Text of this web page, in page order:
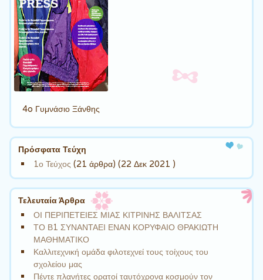
4o Γυμνάσιο Ξάνθης
Πρόσφατα Τεύχη
1ο Τεύχος (21 άρθρα) (22 Δεκ 2021 )
Τελευταία Άρθρα
ΟΙ ΠΕΡΙΠΕΤΕΙΕΣ ΜΙΑΣ ΚΙΤΡΙΝΗΣ ΒΑΛΙΤΣΑΣ
ΤΟ Β1 ΣΥΝΑΝΤΑΕΙ ΕΝΑΝ ΚΟΡΥΦΑΙΟ ΘΡΑΚΙΩΤΗ
ΜΑΘΗΜΑΤΙΚΟ
Καλλιτεχνική ομάδα φιλοτεχνεί τους τοίχους του
σχολείου μας
Πέντε πλανήτες ορατοί ταυτόχρονα κοσμούν τον